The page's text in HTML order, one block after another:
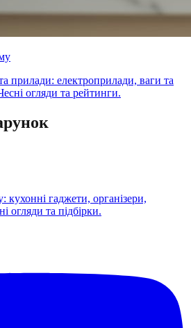
прилади: електроприлади, ваги та
огляди та рейтинги.
кухонні гаджети, організери,
огляди та підбірки.